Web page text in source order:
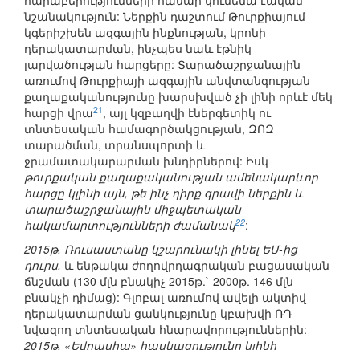
նշանակություն: Ներքին դաշտում Թուրքիայում
կգերիշխեն ազգային ինքնության, կրոնի
դերակատարման, ինչպես նաև էթնիկ
լարվածության հարցերը: Տարածաշրջանային
առումով Թուրքիայի ազգային անվտանգության
քաղաքականությունը խարսխված չի լինի որևէ մեկ
հարցի վրա21 , այլ կզբաղվի էներգետիկ ու
տնտեսական համագործակցության, ԶՈԶ
տարածման, տրանսպորտի և
ջրամատակարարման խնդիրներով: Իսկ
թուրքական քաղաքականության ամենակարևոր
հարցը կլինի այն, թե ինչ դիրք գրավի ներքին և
տարածաշրջանային միջպետական
հակամարտությունների ժամանակ22:
2015թ. Ռուսաստանը կշարունակի լինել ԵՄ-ից
դուրս, և ենթակա ժողովրդագրական բացասական
ճնշման (130 մլն բնակիչ 2015թ.` 2000թ. 146 մլն
բնակչի դիմաց): Գլոբալ առումով ավելի ակտիվ
դերակատարման ցանկությունը կբախվի ՌԴ
նվազող տնտեսական հնարավորություններին:
2015թ. «Եվրասիա» հասկացությունը կլինի